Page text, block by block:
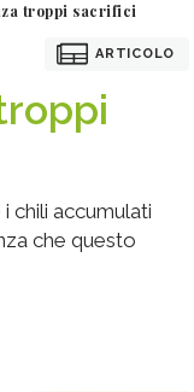
troppi sacrifici
ARTICOLO
chili accumulati
che questo